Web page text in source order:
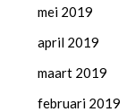
mei 2019
april 2019
maart 2019
februari 2019